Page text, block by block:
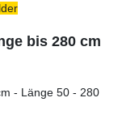
bis 280 cm
- Länge 50 - 280